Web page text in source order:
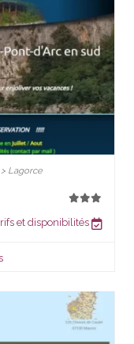
Lagorce
et disponibilités